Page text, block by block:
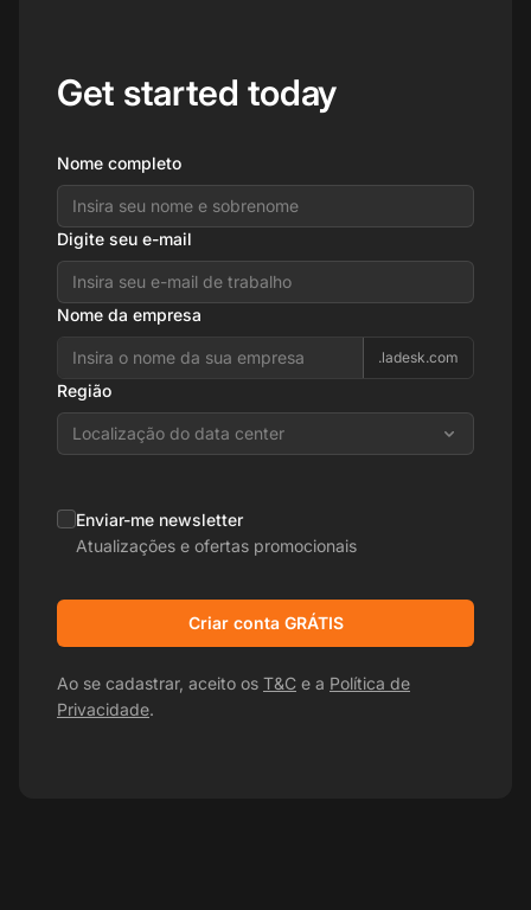
Get started today
Nome completo
Digite seu e-mail
Nome da empresa
.ladesk.com
Região
Localização do data center
Enviar-me newsletter
Atualizações e ofertas promocionais
Criar conta GRÁTIS
Ao se cadastrar, aceito os T&C e a Política de
Privacidade.